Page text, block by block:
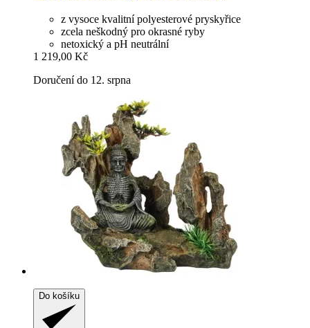
z vysoce kvalitní polyesterové pryskyřice
zcela neškodný pro okrasné ryby
netoxický a pH neutrální
1 219,00 Kč
Doručení do 12. srpna
Do košíku